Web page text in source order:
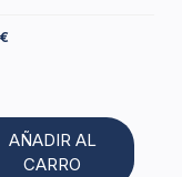
AÑADIR AL
CARRO